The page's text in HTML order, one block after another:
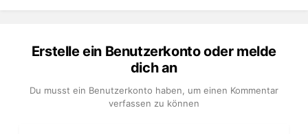
Erstelle ein Benutzerkonto oder melde
dich an
Du musst ein Benutzerkonto haben, um einen Kommentar
verfassen zu können